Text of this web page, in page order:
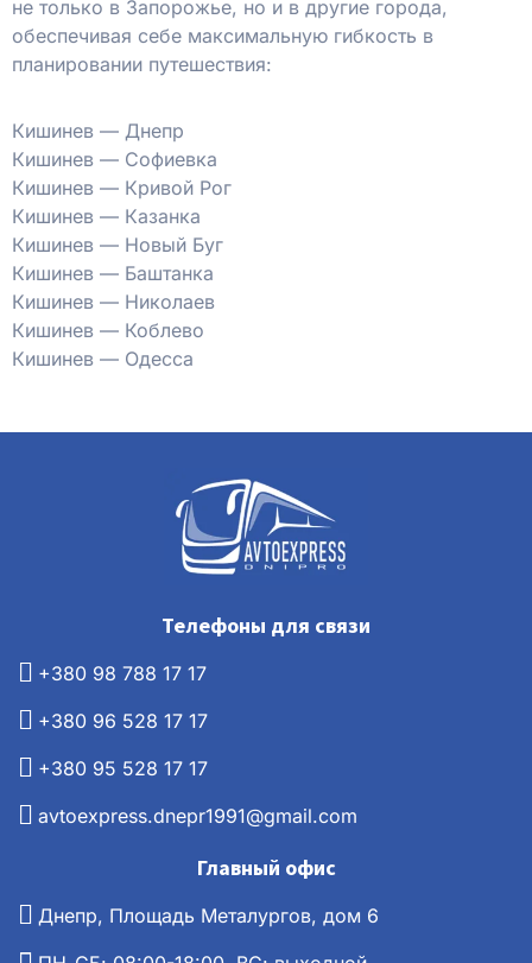
не только в Запорожье, но и в другие города,
обеспечивая себе максимальную гибкость в
планировании путешествия:
Кишинев — Днепр
Кишинев — Софиевка
Кишинев — Кривой Рог
Кишинев — Казанка
Кишинев — Новый Буг
Кишинев — Баштанка
Кишинев — Николаев
Кишинев — Коблево
Кишинев — Одесса
Телефоны для связи
+380 98 788 17 17
+380 96 528 17 17
+380 95 528 17 17
avtoexpress.dnepr1991@gmail.com
Главный офис
Днепр, Площадь Металургов, дом 6